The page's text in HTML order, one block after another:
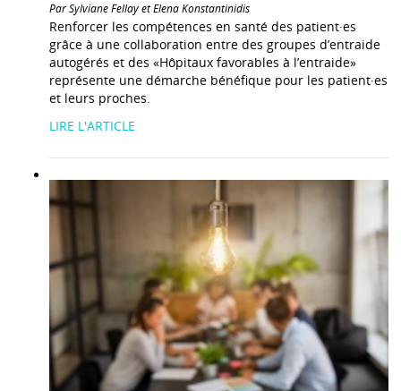
Par Sylviane Fellay et Elena Konstantinidis
Renforcer les compétences en santé des patient·es
grâce à une collaboration entre des groupes d’entraide
autogérés et des «Hôpitaux favorables à l’entraide»
représente une démarche bénéfique pour les patient·es
et leurs proches.
LIRE L'ARTICLE